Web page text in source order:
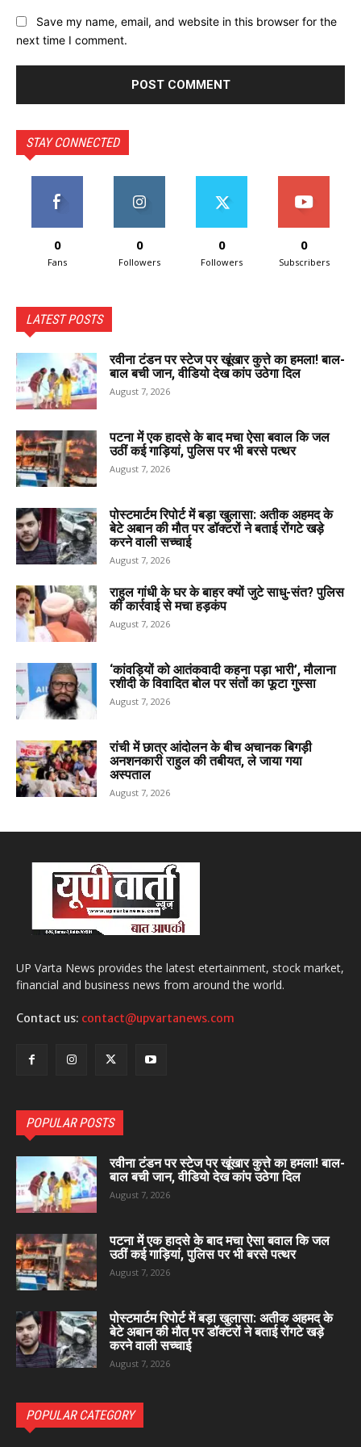
Save my name, email, and website in this browser for the
next time I comment.
STAY CONNECTED
0
Fans
0
Followers
0
Followers
0
Subscribers
LATEST POSTS
रवीना टंडन पर स्टेज पर खूंखार कुत्ते का हमला! बाल-
बाल बची जान, वीडियो देख कांप उठेगा दिल
August 7, 2026
पटना में एक हादसे के बाद मचा ऐसा बवाल कि जल
उठीं कई गाड़ियां, पुलिस पर भी बरसे पत्थर
August 7, 2026
पोस्टमार्टम रिपोर्ट में बड़ा खुलासा: अतीक अहमद के
बेटे अबान की मौत पर डॉक्टरों ने बताई रोंगटे खड़े
करने वाली सच्चाई
August 7, 2026
राहुल गांधी के घर के बाहर क्यों जुटे साधु-संत? पुलिस
की कार्रवाई से मचा हड़कंप
August 7, 2026
‘कांवड़ियों को आतंकवादी कहना पड़ा भारी’, मौलाना
रशीदी के विवादित बोल पर संतों का फूटा गुस्सा
August 7, 2026
रांची में छात्र आंदोलन के बीच अचानक बिगड़ी
अनशनकारी राहुल की तबीयत, ले जाया गया
अस्पताल
August 7, 2026
UP Varta News provides the latest etertainment, stock market,
financial and business news from around the world.
Contact us: contact@upvartanews.com
POPULAR POSTS
रवीना टंडन पर स्टेज पर खूंखार कुत्ते का हमला! बाल-
बाल बची जान, वीडियो देख कांप उठेगा दिल
August 7, 2026
पटना में एक हादसे के बाद मचा ऐसा बवाल कि जल
उठीं कई गाड़ियां, पुलिस पर भी बरसे पत्थर
August 7, 2026
पोस्टमार्टम रिपोर्ट में बड़ा खुलासा: अतीक अहमद के
बेटे अबान की मौत पर डॉक्टरों ने बताई रोंगटे खड़े
करने वाली सच्चाई
August 7, 2026
POPULAR CATEGORY